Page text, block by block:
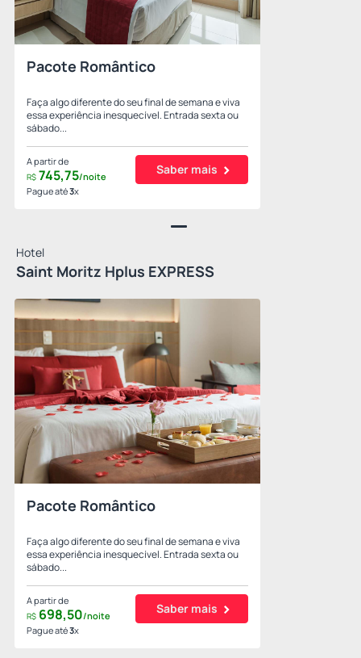
Pacote Romântico
Faça algo diferente do seu final de semana e viva
essa experiência inesquecível. Entrada sexta ou
sábado...
A partir de
R$ 745,75/noite
Pague até3x
Saber mais
Hotel
Saint Moritz Hplus EXPRESS
Pacote Romântico
Faça algo diferente do seu final de semana e viva
essa experiência inesquecível. Entrada sexta ou
sábado...
A partir de
R$ 698,50/noite
Pague até3x
Saber mais